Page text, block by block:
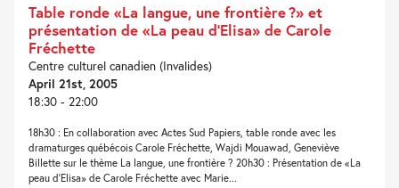
Table ronde «La langue, une frontière ?» et
présentation de «La peau d’Elisa» de Carole
Fréchette
Centre culturel canadien (Invalides)
April 21st, 2005
18:30 - 22:00
18h30 : En collaboration avec Actes Sud Papiers, table ronde avec les
dramaturges québécois Carole Fréchette, Wajdi Mouawad, Geneviève
Billette sur le thème La langue, une frontière ? 20h30 : Présentation de «La
peau d'Elisa» de Carole Fréchette avec Marie...